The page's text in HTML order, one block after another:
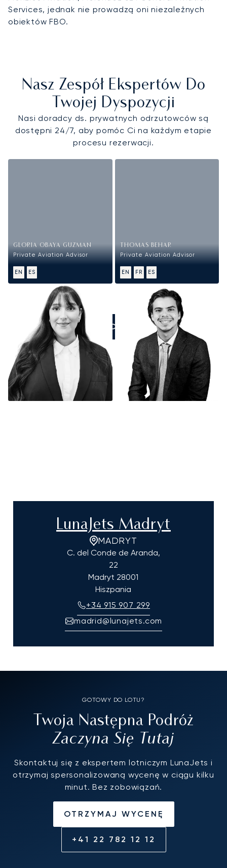
Services, jednak nie prowadzą oni niezależnych
obiektów FBO.
Nasz Zespół Ekspertów Do
Twojej Dyspozycji
Nasi doradcy ds. prywatnych odrzutowców są
dostępni 24/7, aby pomóc Ci na każdym etapie
procesu rezerwacji.
GLORIA OBAYA GUZMAN
Private Aviation Advisor
EN ES
THOMAS BEHAR
Private Aviation Advisor
EN FR ES
ZADZWOŃCIE DO NAS
LunaJets Madryt
MADRYT
C. del Conde de Aranda,
22
Madryt 28001
Hiszpania
+34 915 907 299
madrid@lunajets.com
GOTOWY DO LOTU?
Twoja Następna Podróż
Zaczyna Się Tutaj
Skontaktuj się z ekspertem lotniczym LunaJets i
otrzymaj spersonalizowaną wycenę w ciągu kilku
minut. Bez zobowiązań.
OTRZYMAJ WYCENĘ
+41 22 782 12 12